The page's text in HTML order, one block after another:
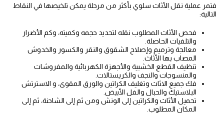
فتمر عملية نقل الأثاث سلوي بأكثر من مرحلة يمكن تلخيصها في النقاط
التالية:
فحص الأثاث المطلوب نقله لتحديد حجمه وكميته، وكم الأضرار
والتلفيات الحاصلة.
معالجة وترميم وإصلاح الشقوق والنقر والكسور والخدوش
المصاب بها الأثاث.
تنظيف القطع الخشبية والأجهزة الكهربائية والمفروشات
والمنسوجات والنجف والكريستالات.
فك جميع الاثاث وتغليف الكراتين والورق المقوى، و الاسترتش
البلاستيك والحبال والفل الأبيض.
تحميل الأثاث والكراتين إلى الونش ومن ثم إلى الشاحنة، ثم إلى
المكان المطلوب.